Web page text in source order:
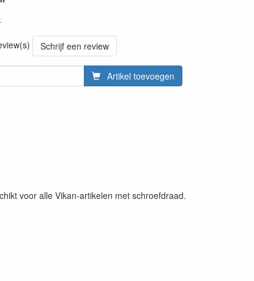
Schrijf een review
Artikel toevoegen
voor alle Vikan-artikelen met schroefdraad.